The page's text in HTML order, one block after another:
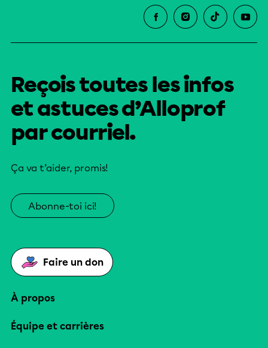
Reçois toutes les infos
et astuces d’Alloprof
par courriel.
Ça va t’aider, promis!
Abonne-toi ici!
Faire un don
À propos
Équipe et carrières